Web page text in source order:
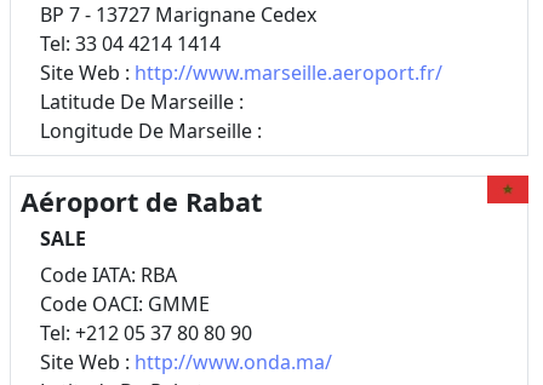
BP 7 - 13727 Marignane Cedex
Tel: 33 04 4214 1414
Site Web : http://www.marseille.aeroport.fr/
Latitude De Marseille :
Longitude De Marseille :
Aéroport de Rabat
SALE
Code IATA: RBA
Code OACI: GMME
Tel: +212 05 37 80 80 90
Site Web : http://www.onda.ma/